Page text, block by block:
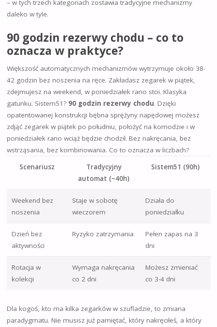
– w tych trzech kategoriach zostawia tradycyjne mechanizmy
daleko w tyle.
90 godzin rezerwy chodu – co to
oznacza w praktyce?
Większość automatycznych mechanizmów wytrzymuje około 38-
42 godzin bez noszenia na ręce. Zakładasz zegarek w piątek,
zdejmujesz na weekend, w poniedziałek rano stoi. Klasyka
gatunku. Sistem51? 90 godzin rezerwy chodu. Dzięki
opatentowanej konstrukcji bębna sprężyny napędowej możesz
zdjąć zegarek w piątek po południu, położyć na komodzie i w
poniedziałek rano wciąż będzie chodził. Bez nakręcania, bez
wstrząsania, bez kombinowania. Co to oznacza w liczbach?
Scenariusz
Tradycyjny
automat (~40h)
Sistem51 (90h)
Weekend bez
noszenia
Staje w sobotę
wieczorem
Działa do
poniedziałku
Dzień bez
aktywności
Ryzyko zatrzymania
Pełen zapas na 3
dni
Rotacja w
kolekcji
Wymaga nakręcania
co 2 dni
Możesz zmieniać
co 3-4 dni
Dla kogoś, kto ma kilka zegarków w szufladzie, to zmiana
paradygmatu. Nie musisz już pamiętać, który nakręciłeś, a który